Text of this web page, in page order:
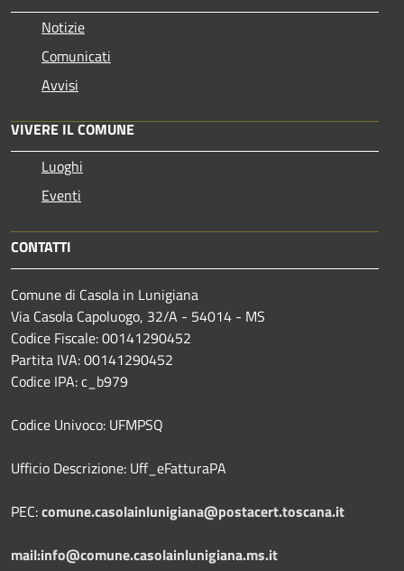
Notizie
Comunicati
Avvisi
VIVERE IL COMUNE
Luoghi
Eventi
CONTATTI
Comune di Casola in Lunigiana
Via Casola Capoluogo, 32/A - 54014 - MS
Codice Fiscale: 00141290452
Partita IVA: 00141290452
Codice IPA: c_b979
Codice Univoco: UFMPSQ
Ufficio Descrizione: Uff_eFatturaPA
PEC:comune.casolainlunigiana@postacert.toscana.it
mail:info@comune.casolainlunigiana.ms.it